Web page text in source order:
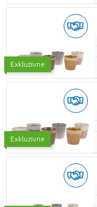
Exkluzivne
Exkluzivne